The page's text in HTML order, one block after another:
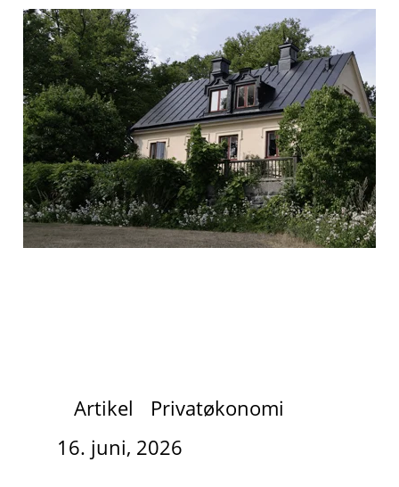
Artikel
Privatøkonomi
16. juni, 2026